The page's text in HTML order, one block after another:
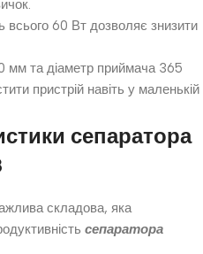
всього 60 Вт дозволяє знизити
мм та діаметр приймача 365
пристрій навіть у маленькій
сепаратора
складова, яка
сепаратора